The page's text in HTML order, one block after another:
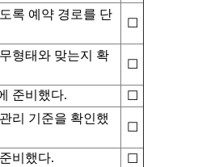
록 예약 경로를 단
☐
형태와 맞는지 확
☐
준비했다.
☐
리 기준을 확인했
☐
비했다.
☐